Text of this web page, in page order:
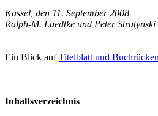
Kassel, den 11. September 2008
Ralph-M. Luedtke und Peter Strutynski
Ein Blick aufTitelblatt und Buchrücken
Inhaltsverzeichnis